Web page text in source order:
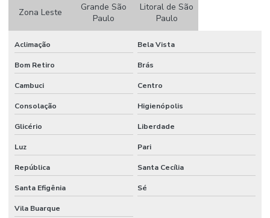
Zona Leste
Grande São
Paulo
Litoral de São
Paulo
Aclimação Bela Vista
Bom Retiro Brás
Cambuci Centro
Consolação Higienópolis
Glicério Liberdade
Luz Pari
República Santa Cecília
Santa Efigênia Sé
Vila Buarque